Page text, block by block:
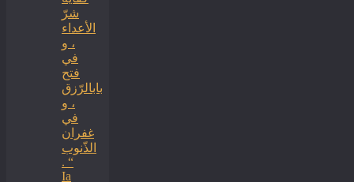
شرّ
الأعداء
، و
في
فتح
بابالرّزق
، و
في
غفران
الذّنوب
. “
Ia